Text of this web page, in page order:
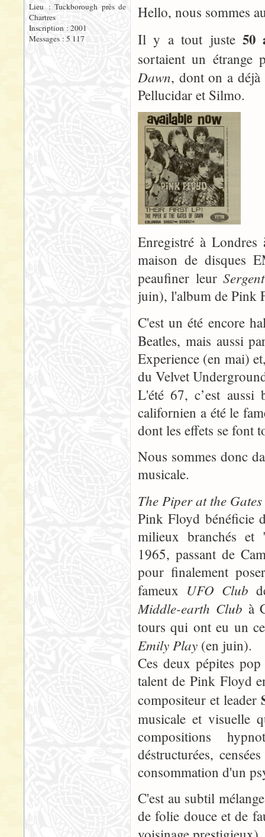
Lieu : Tuckborough près de
Chartres
Inscription : 2001
Messages : 5 117
Hello, nous sommes
Il y a tout juste 50
sortaient un
Dawn, dont on a
Pellucidar et Silmo.
Enregistré à
maison de disques
peaufiner leur
juin), l'album de Pink
C'est un été encore
Beatles, mais aussi
Experience (en mai)
du Velvet
L'été 67, c’est
californien a été le
dont les effets se font
Nous sommes donc
musicale.
The Piper at the
Pink Floyd bénéficie
milieux branchés et
1965, passant de
pour finalement
fameux UFO Club
Middle-earth Club à
tours qui ont eu un
Emily Play (en juin).
Ces deux pépites
talent de Pink Floyd
compositeur et leader
musicale et visuelle
compositions
déstructurées,
consommation d'un
C'est au subtil
de folie douce et de